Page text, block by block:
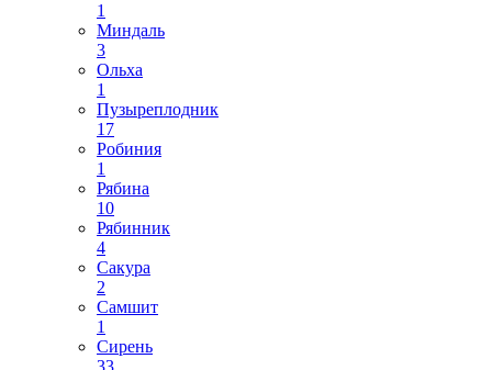
1
Миндаль
3
Ольха
1
Пузыреплодник
17
Робиния
1
Рябина
10
Рябинник
4
Сакура
2
Самшит
1
Сирень
33